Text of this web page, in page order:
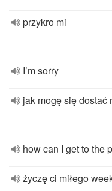
przykro mi
I’m sorry
jak mogę się dostać
how can I get to the
życzę ci miłego